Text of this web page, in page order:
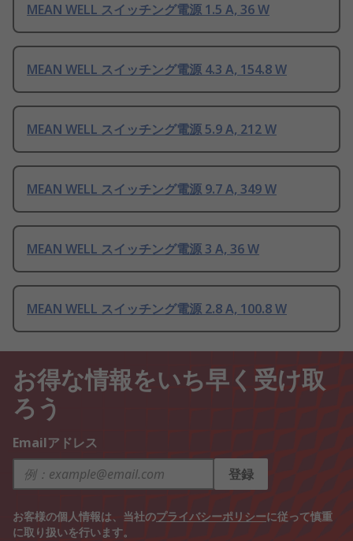
MEAN WELL スイッチング電源 1.5 A, 36 W
MEAN WELL スイッチング電源 4.3 A, 154.8 W
MEAN WELL スイッチング電源 5.9 A, 212 W
MEAN WELL スイッチング電源 9.7 A, 349 W
MEAN WELL スイッチング電源 3 A, 36 W
MEAN WELL スイッチング電源 2.8 A, 100.8 W
お得な情報をいち早く受け取
ろう
Emailアドレス
登録
お客様の個人情報は、当社のプライバシーポリシーに従って慎重
に取り扱いを行います。